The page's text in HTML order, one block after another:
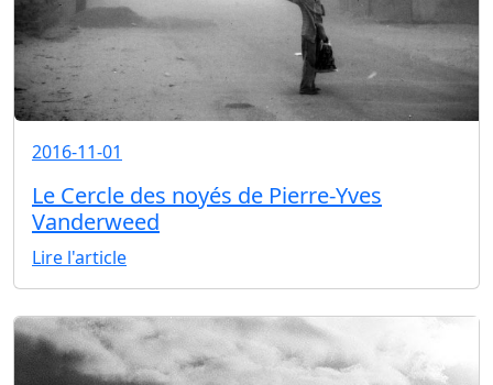
2016-11-01
Le Cercle des noyés de Pierre-Yves
Vanderweed
Lire l'article